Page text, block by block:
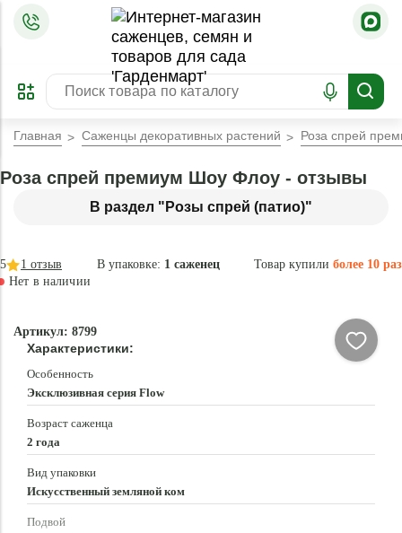
ПРЕДЗАКАЗ
ЗАБРОНИРОВАТЬ
ЛУЧШЕЕ
Главная Саженцы декоративных растений Роза спрей
В раздел "Розы спрей (патио)"
Роза спрей премиум Шоу Флоу - отзывы
В упаковке: 1 саженец Товар купили более 10 раз
5 1 отзыв
Нет в наличии
Артикул: 8799
Характеристики:
Особенность
Эксклюзивная серия Flow
Возраст саженца
2 года
Вид упаковки
Искусственный земляной ком
Подвой